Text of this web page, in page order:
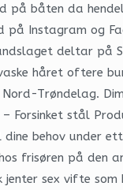
båten da
Instagram og
deltar på
håret oftere
Trøndelag.
– Forsinket stål
behov under
på den
sex vifte